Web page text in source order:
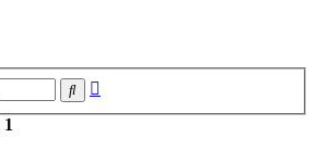
Suche
1